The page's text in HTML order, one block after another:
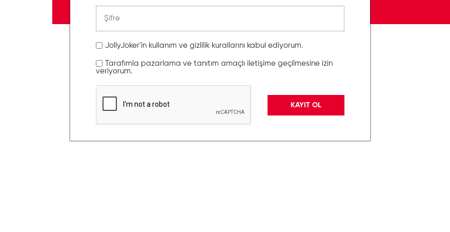
JollyJoker'in kullanım ve gizlilik kurallarını kabul ediyorum.
Tarafımla pazarlama ve tanıtım amaçlı iletişime geçilmesine izin
veriyorum.